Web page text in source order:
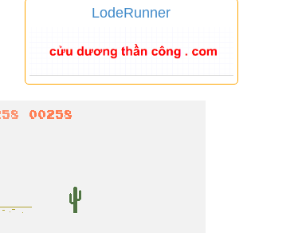
LodeRunner